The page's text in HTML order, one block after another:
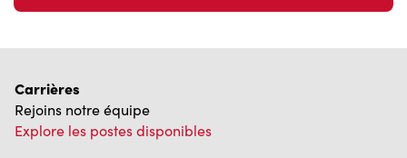
Carrières
Rejoins notre équipe
Explore les postes disponibles